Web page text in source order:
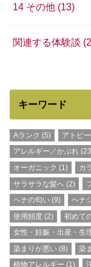
14 その他 (13)
関連する体験談
キーワード
Aランク (5) アトピ
アレルギー／かぶれ
オーガニック (1) カ
サラサラな髪へ (2)
ヘナの匂い (9) ヘナ
使用頻度 (2) 初めて
女性・妊娠・出産・生
染まりが悪い (8) 染
植物アレルギー (1)